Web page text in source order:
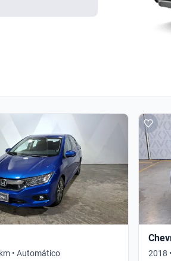
• Automático 2018